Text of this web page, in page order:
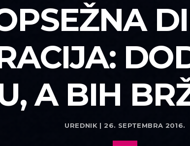
A BIH
UREDNIK | 26. SEPTEMBRA 2016.